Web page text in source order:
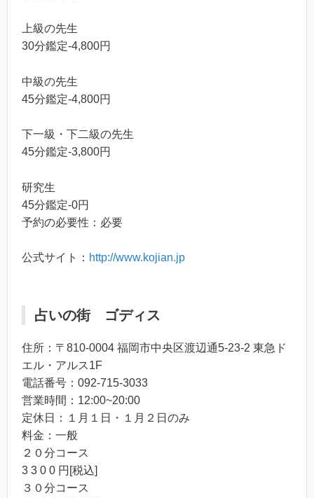
上級の先生
30分鑑定-4,800円
中級の先生
45分鑑定-4,800円
下一級・下二級の先生
45分鑑定-3,800円
研究生
45分鑑定-0円
予約の必要性：必要
公式サイト： http://www.kojian.jp
占いの街 ゴディス
住所：〒810-0004 福岡市中央区渡辺通5-23-2 東急ド
エル・アルス1F
電話番号：092-715-3033
営業時間：12:00~20:00
定休日：１月１日・１月２日のみ
料金：一般
２０分コース
3 3 0 0 円[税込]
３０分コース